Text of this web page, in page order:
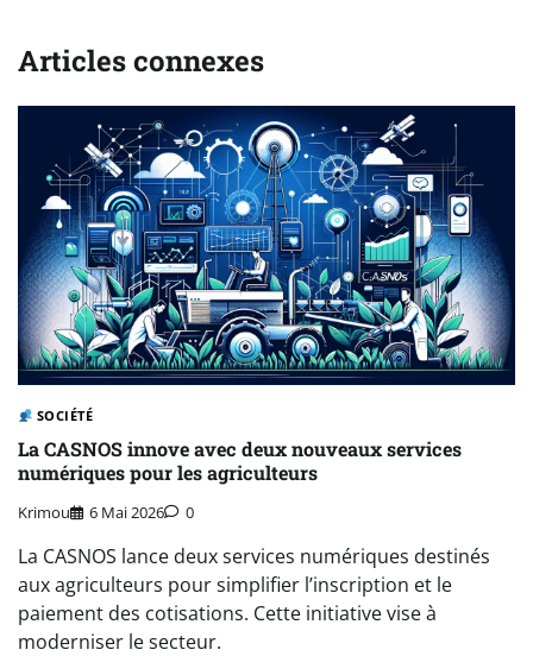
Articles connexes
SOCIÉTÉ
La CASNOS innove avec deux nouveaux services
numériques pour les agriculteurs
Krimou 6 Mai 2026 0
La CASNOS lance deux services numériques destinés
aux agriculteurs pour simplifier l’inscription et le
paiement des cotisations. Cette initiative vise à
moderniser le secteur.